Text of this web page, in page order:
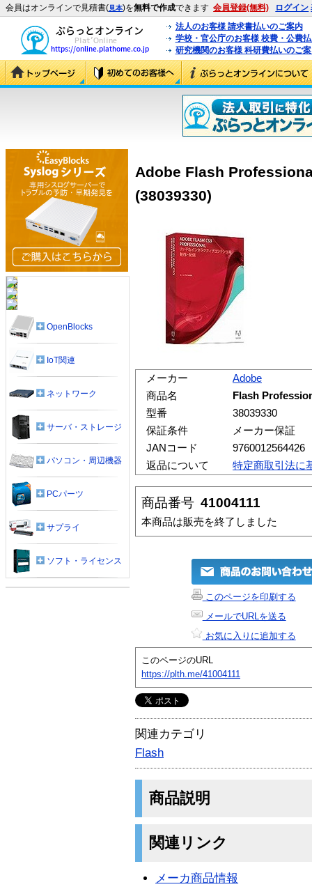
会員はオンラインで見積書(見本)を無料で作成できます 会員登録(無料) ログイン
法人のお客様 請求書払いのご案内
学校・官公庁のお客様 校費・公費
研究機関のお客様 科研費払いのご
Adobe Flash
(38039330)
メーカー
Adobe
商品名
Flash
型番
38039330
保証条件
メーカー保証
JANコード
9760012564426
返品について
特定商取引法に
商品番号 41004111
本商品は販売を終了しました
このページを印刷する
メールでURLを送る
お気に入りに追加する
このページのURL
https://plth.me/41004111
関連カテゴリ
Flash
商品説明
関連リンク
メーカ商品情報
OpenBlocks
IoT関連
ネットワーク
サーバ・ストレージ
パソコン・周辺機器
PCパーツ
サプライ
ソフト・ライセンス